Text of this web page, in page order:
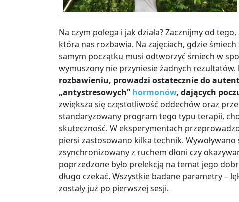
Na czym polega i jak działa? Zacznijmy od
która nas rozbawia. Na zajęciach, gdzie
samym początku musi odtworzyć śmiech w
wymuszony nie przyniesie żadnych rezultatów.
rozbawieniu, prowadzi ostatecznie do
„antystresowych” hormonów, dających
zwiększa się częstotliwość oddechów oraz
standaryzowany program tego typu terapii,
skuteczność. W eksperymentach
piersi zastosowano kilka technik.
zsynchronizowany z ruchem dłoni czy
poprzedzone było prelekcją na temat jego
długo czekać. Wszystkie badane parametry –
zostały już po pierwszej sesji.